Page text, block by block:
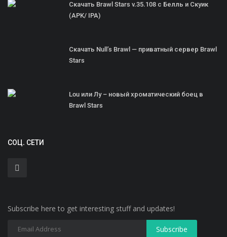
Скачать Brawl Stars v.35.108 с Белль и Скуик
(APK/ IPA)
Скачать Null’s Brawl — приватный сервер Brawl
Stars
Lou или Лу – новый хроматический боец в
Brawl Stars
СОЦ. СЕТИ
Subscribe here to get interesting stuff and updates!